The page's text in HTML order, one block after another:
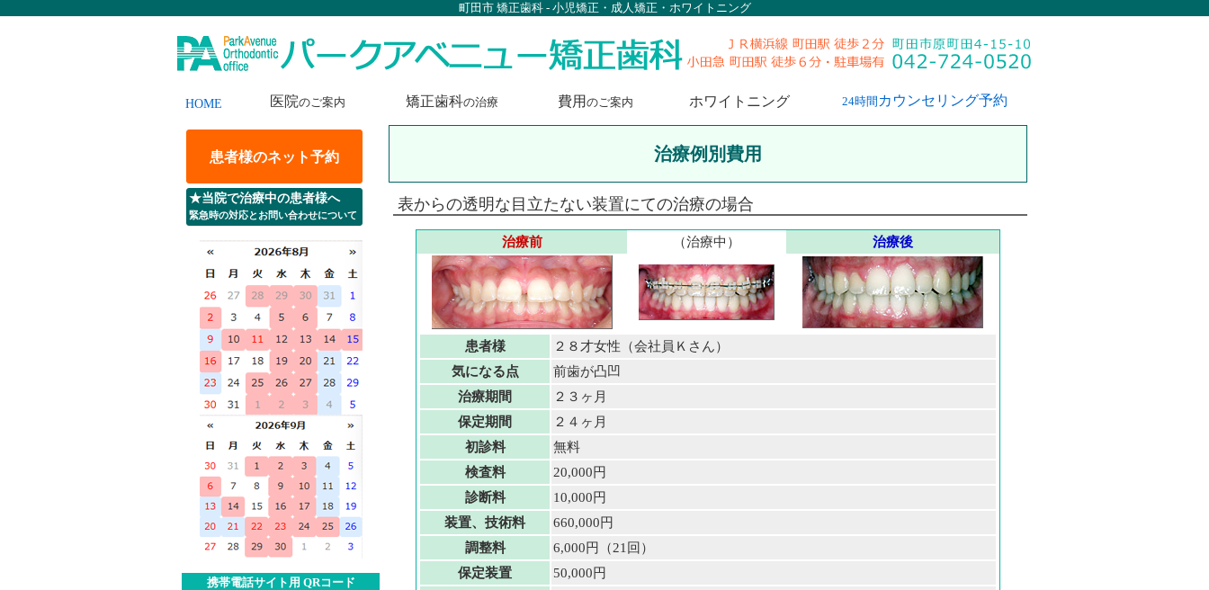
町田市 矯正歯科 - 小児矯正・成人矯正・ホワイトニング
HOME 医院のご案内 矯正歯科の治療 費用 のご案内 ホワイトニング 24時間 カウンセリング予約
患者様のネット予約
★当院で治療中の患者様へ
緊急時の対応とお問い合わせについて
携帯電話サイト用 QRコード
治療例別費用
表からの透明な目立たない装置にての治療の場合
治療前 （治療中） 治療後
患者様
２８才女性（会社員Ｋさん）
気になる点
前歯が凸凹
治療期間
２３ヶ月
保定期間
２４ヶ月
初診料
無料
検査料
20,000円
診断料
10,000円
装置、技術料
660,000円
調整料
6,000円（21回）
保定装置
50,000円